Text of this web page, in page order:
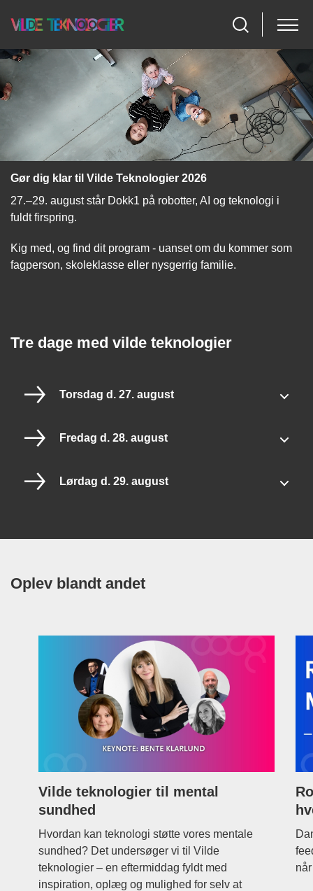
Gør dig klar til Vilde Teknologier 2026
27.–29. august står Dokk1 på robotter, AI og teknologi i
fuldt firspring.
Kig med, og find dit program - uanset om du kommer som
fagperson, skoleklasse eller nysgerrig familie.
Tre dage med vilde teknologier
Torsdag d. 27. august
Fredag d. 28. august
Lørdag d. 29. august
Oplev blandt andet
Vilde teknologier til mental
sundhed
Hvordan kan teknologi støtte vores mentale
sundhed? Det undersøger vi til Vilde
teknologier – en eftermiddag fyldt med
inspiration, oplæg og mulighed for selv at